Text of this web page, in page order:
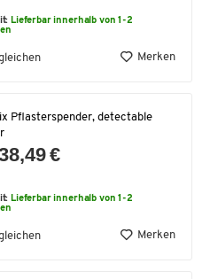
Lieferbar innerhalb von 1-2
Merken
Pflasterspender, detectable
€
Lieferbar innerhalb von 1-2
Merken